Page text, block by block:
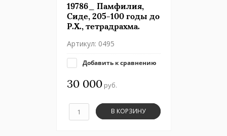
19786_ Памфилия,
Сиде, 205-100 годы до
Р.Х., тетрадрахма.
Артикул: 0495
Добавить к сравнению
30 000руб.
В КОРЗИНУ